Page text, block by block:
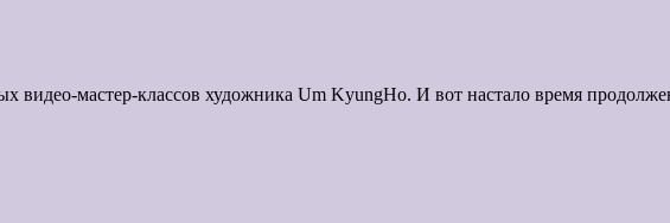
видео-мастер-классов художника Um KyungHo. И вот настало время